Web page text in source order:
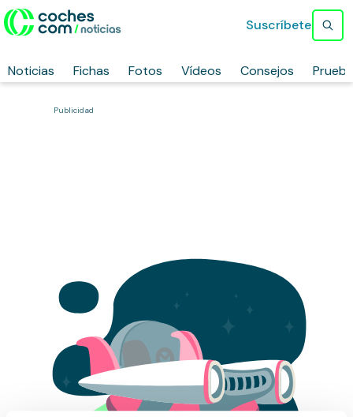
Noticias Fichas Fotos Vídeos Consejos
Suscríbete
Publicidad